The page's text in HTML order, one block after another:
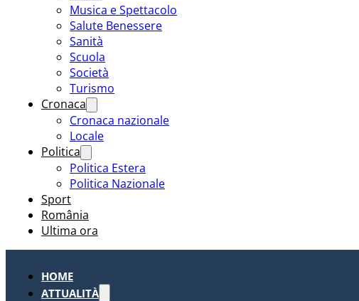
Musica e Spettacolo
Salute Benessere
Sanità
Scuola
Società
Turismo
Cronaca
Cronaca nazionale
Locale
Politica
Politica Estera
Politica Nazionale
Sport
România
Ultima ora
HOME
ATTUALITÀ